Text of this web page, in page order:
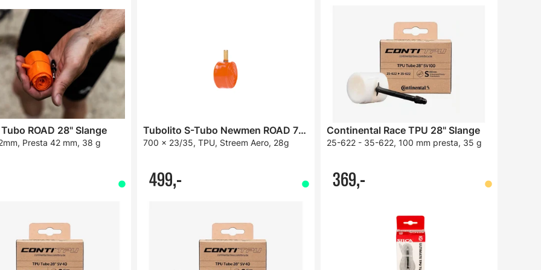
ROAD 28" Slange
Presta 42 mm, 38 g
Tubolito S-Tubo Newmen ROAD 700c Slange
700 x 23/35, TPU, Streem Aero, 28g
499,-
Continental Race TPU 28" Slange
25-622 - 35-622, 100 mm presta, 35 g
369,-